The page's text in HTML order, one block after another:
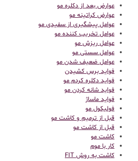
عوارض بعد از دکلره مو
عوارض کراتینه مو
عوامل پیشگیری از سفیدی مو
عوامل تخریب کننده مو
عوامل ریزش مو
عوامل سستی مو
عوامل ضعیف شدن مو
فواید برس کشیدن
فواید دکلره کردم مو
فواید شانه کردن مو
فواید ماساژ
فولیکول مو
قبل از ترمیم و کاشت مو
قبل از کاشت مو
كاشت مو
کار با موم
کاشت به روش FIT